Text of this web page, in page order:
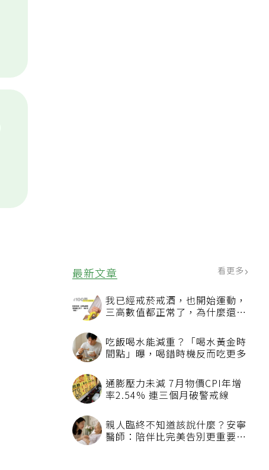
最新文章 看更多
我已經戒菸戒酒，也開始運動，
三高數值都正常了，為什麼還不
吃飯喝水能減重？「喝水黃金時
間點」曝，喝錯時機反而吃更多
通膨壓力未減 7月物價CPI年增
率2.54% 連三個月破警戒線
親人臨終不知道該說什麼？安寧
醫師：陪伴比完美告別更重要，